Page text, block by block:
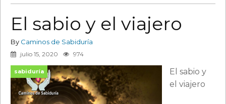
El sabio y el viajero
By Caminos de Sabiduría
julio 15, 2020 974
sabiduría
El sabio y
el viajero